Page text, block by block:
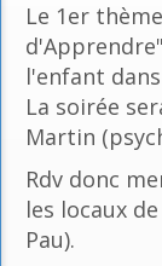
Le 1er
l'enfant
La soirée
Martin
Rdv donc
les locaux
Pau).